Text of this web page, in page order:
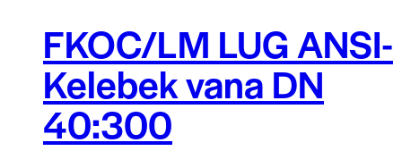
FKOC/LM LUG ANSI-
Kelebek vana DN
40:300